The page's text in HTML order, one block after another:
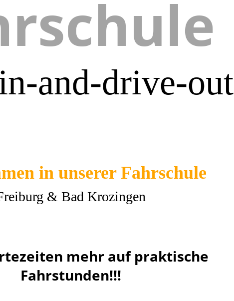
and-drive-out
in unserer Fahrschule
& Bad Krozingen
mehr auf praktische
Fahrstunden!!!